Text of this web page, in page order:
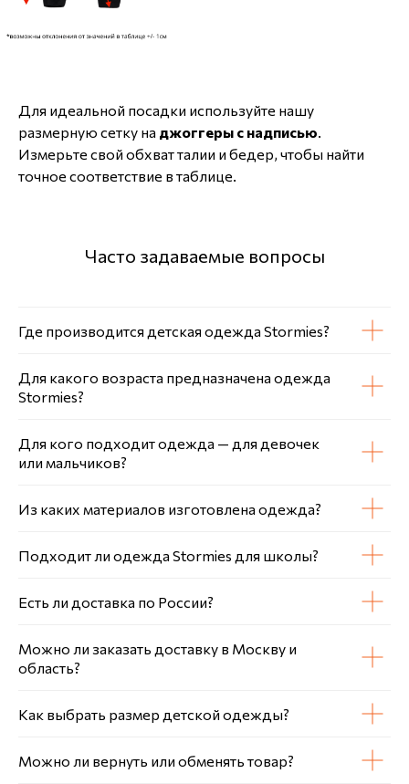
Для идеальной посадки используйте нашу
размерную сетку на джоггеры с надписью
Измерьте свой обхват талии и бедер, чтобы найти
точное соответствие в таблице.
Часто задаваемые вопросы
Где производится детская одежда Stormies?
Для какого возраста предназначена одежда
Stormies?
Для кого подходит одежда — для девочек
или мальчиков?
Из каких материалов изготовлена одежда?
Подходит ли одежда Stormies для школы?
Есть ли доставка по России?
Можно ли заказать доставку в Москву и
область?
Как выбрать размер детской одежды?
Можно ли вернуть или обменять товар?